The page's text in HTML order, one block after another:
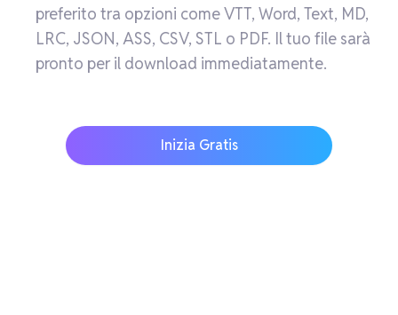
preferito tra opzioni come VTT, Word, Text, MD,
LRC, JSON, ASS, CSV, STL o PDF. Il tuo file sarà
pronto per il download immediatamente.
Inizia Gratis